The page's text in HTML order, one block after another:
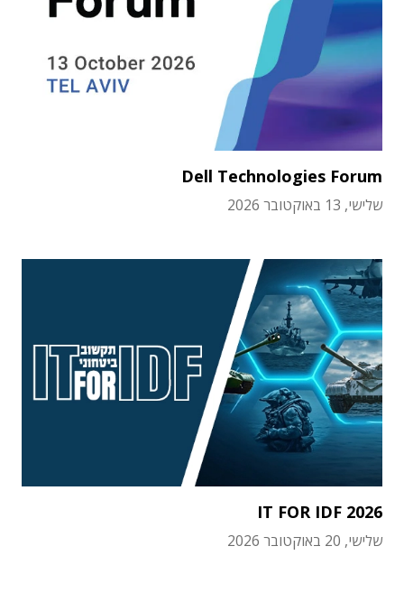
Dell Technologies Forum
שלישי, 13 באוקטובר 2026
IT FOR IDF 2026
שלישי, 20 באוקטובר 2026